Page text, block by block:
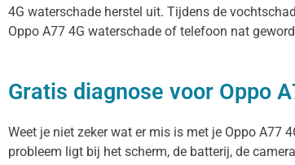
4G waterschade herstel uit. Tijdens de
Oppo A77 4G waterschade of telefoon nat
Gratis diagnose voor Oppo
Weet je niet zeker wat er mis is met je Oppo A77
probleem ligt bij het scherm, de batterij, de